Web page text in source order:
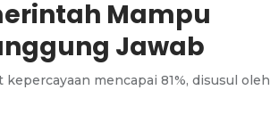
Mampu
Jawab
mencapai 81%, disusul oleh